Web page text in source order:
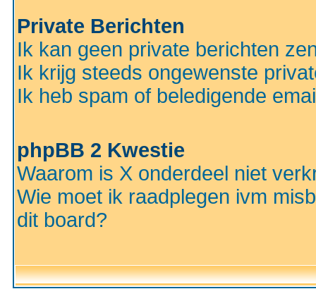
Private Berichten
Ik kan geen private berichten
Ik krijg steeds ongewenste
Ik heb spam of beledigende
phpBB 2 Kwestie
Waarom is X onderdeel niet
Wie moet ik raadplegen ivm
dit board?